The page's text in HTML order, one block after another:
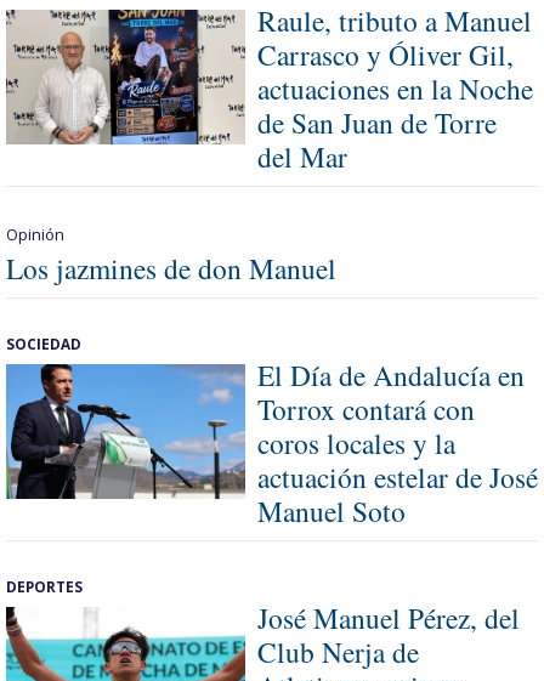
Raule, tributo a Manuel
Carrasco y Óliver Gil,
actuaciones en la Noche
de San Juan de Torre
del Mar
Opinión
Los jazmines de don Manuel
SOCIEDAD
El Día de Andalucía en
Torrox contará con
coros locales y la
actuación estelar de José
Manuel Soto
DEPORTES
José Manuel Pérez, del
Club Nerja de